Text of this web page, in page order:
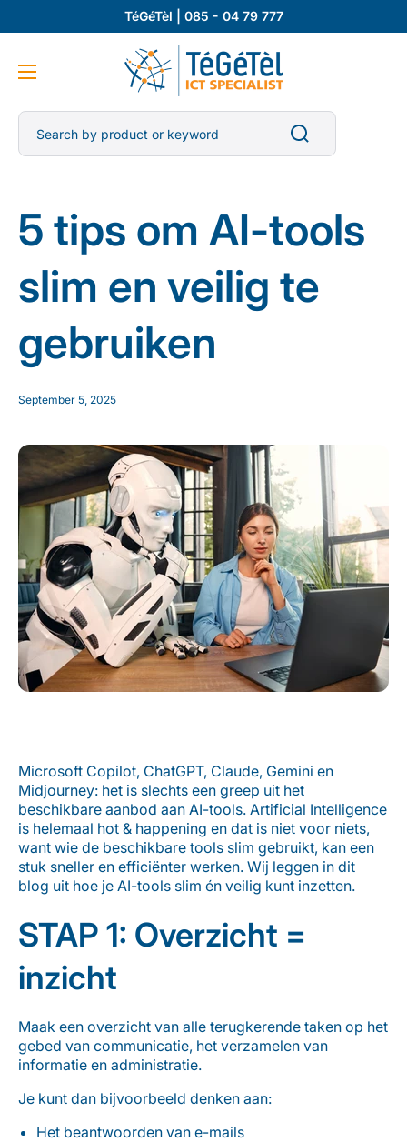
TéGéTèl | 085 - 04 79 777
Search by product or keyword
5 tips om AI-tools
slim en veilig te
gebruiken
September 5, 2025
Microsoft Copilot, ChatGPT, Claude, Gemini en
Midjourney: het is slechts een greep uit het
beschikbare aanbod aan AI-tools. Artificial Intelligence
is helemaal hot & happening en dat is niet voor niets,
want wie de beschikbare tools slim gebruikt, kan een
stuk sneller en efficiënter werken. Wij leggen in dit
blog uit hoe je AI-tools slim én veilig kunt inzetten.
STAP 1: Overzicht =
inzicht
Maak een overzicht van alle terugkerende taken op het
gebed van communicatie, het verzamelen van
informatie en administratie.
Je kunt dan bijvoorbeeld denken aan:
Het beantwoorden van e-mails